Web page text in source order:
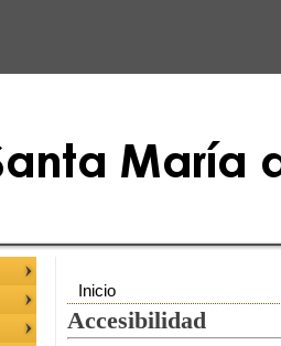
Inicio
Accesibilidad